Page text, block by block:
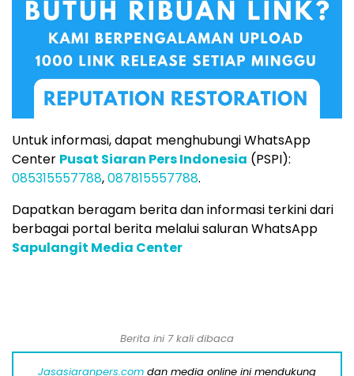
Untuk informasi, dapat menghubungi WhatsApp
Center Pusat Siaran Pers Indonesia (PSPI):
085315557788,087815557788.
Dapatkan beragam berita dan informasi terkini dari
berbagai portal berita melalui saluran WhatsApp
Sapulangit Media Center
Berita ini 7 kali dibaca
Jasasiaranpers.com dan media online ini mendukung